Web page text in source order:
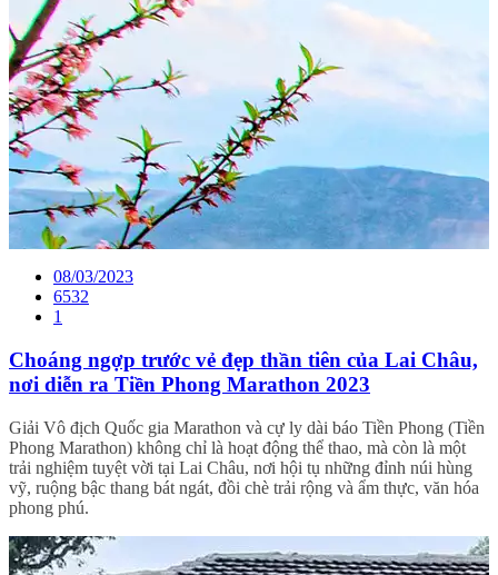
08/03/2023
6532
1
Choáng ngợp trước vẻ đẹp thần tiên của Lai Châu,
nơi diễn ra Tiền Phong Marathon 2023
Giải Vô địch Quốc gia Marathon và cự ly dài báo Tiền Phong (Tiền
Phong Marathon) không chỉ là hoạt động thể thao, mà còn là một
trải nghiệm tuyệt vời tại Lai Châu, nơi hội tụ những đỉnh núi hùng
vỹ, ruộng bậc thang bát ngát, đồi chè trải rộng và ẩm thực, văn hóa
phong phú.